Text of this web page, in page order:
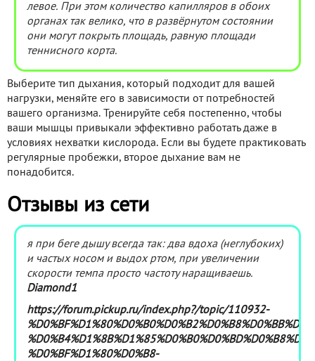
левое. При этом количество капилляров в обоих
органах так велико, что в развёрнутом состоянии
они могут покрыть площадь, равную площади
теннисного корта.
Выберите тип дыхания, который подходит для вашей
нагрузки, меняйте его в зависимости от потребностей
вашего организма. Тренируйте себя постепенно, чтобы
ваши мышцы привыкали эффективно работать даже в
условиях нехватки кислорода. Если вы будете практиковать
регулярные пробежки, второе дыхание вам не
понадобится.
Отзывы из сети
я при беге дышу всегда так: два вдоха (неглубоких)
и частых носом и выдох ртом, при увеличении
скорости темпа просто частоту наращиваешь.
Diamond1
https://forum.pickup.ru/index.php?/topic/110932-
%D0%BF%D1%80%D0%B8-